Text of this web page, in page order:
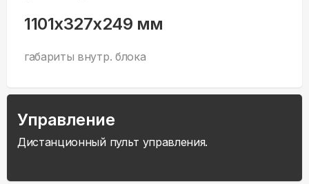
1101x327x249 мм
габариты внутр. блока
Управление
Дистанционный пульт управления.